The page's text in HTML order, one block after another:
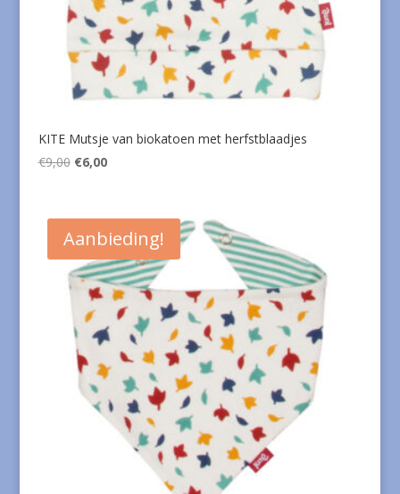
KITE Mutsje van biokatoen met herfstblaadjes
€9,00 Oorspronkelijke
€9,00.
€6,00Huidige
€6,00.
Aanbieding!